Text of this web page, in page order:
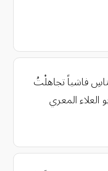
فاشياً تجاهلْتُ
المعري